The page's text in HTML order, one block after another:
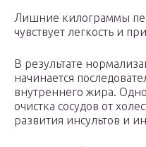
Лишние килограммы
чувствует легкость и
В результате
начинается
внутреннего жира.
очистка сосудов от
развития инсультов и